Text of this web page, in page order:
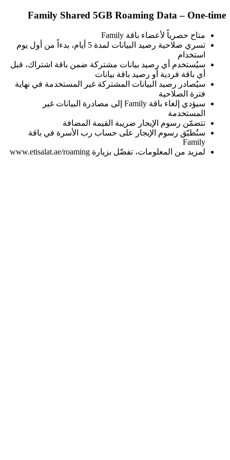
Family Shared 5GB Roaming Data – One-time
متاح حصرياً لأعضاء باقة Family
تسري صلاحية رصيد البيانات لمدة 5 أيام، بدءاً من أول يوم
استخدام
سيُستخدم أي رصيد بيانات مشتركة ضمن باقة اشتراك، قبل
أي باقة فردية أو رصيد باقة بيانات
سيُصادر رصيد البيانات المشتركة غير المستخدمة في نهاية
فترة الصلاحية
سيؤدي إلغاء باقة Family إلى مصادرة البيانات غير
المستخدمة
تتضمّن رسوم الإيجار ضريبة القيمة المضافة
ستُطبّق رسوم الإيجار على حساب رب الأسرة في باقة
Family
لمزيد من المعلومات، تفضّل بزيارة www.etisalat.ae/roaming